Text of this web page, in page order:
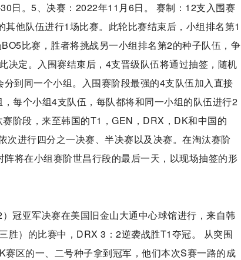
日。5、决赛：2022年11月6日。 赛制：12支入围赛
他队伍进行1场比赛。此轮比赛结束后，小组排名第1
比赛，胜者将挑战另一小组排名第2的种子队伍，争
决定。入围赛结束后，4支晋级队伍将通过抽签，随机
到同一个小组。入围赛阶段最强的4支队伍加入直接
每个小组4支队伍，每队都将和同一小组的队伍进行2
阶段，来至韩国的T1，GEN，DRX，DK和中国的
进行四分之一决赛、半决赛以及决赛。在淘汰赛阶
将在小组赛阶世昌行段的最后一天，以现场抽签的形
冠亚军决赛在美国旧金山大通中心球馆进行，来自韩
胜）的比赛中，DRX 3：2逆袭战胜T1夺冠。 从突围
区的一、二号种子拿到冠军，他们本次S赛一路的成